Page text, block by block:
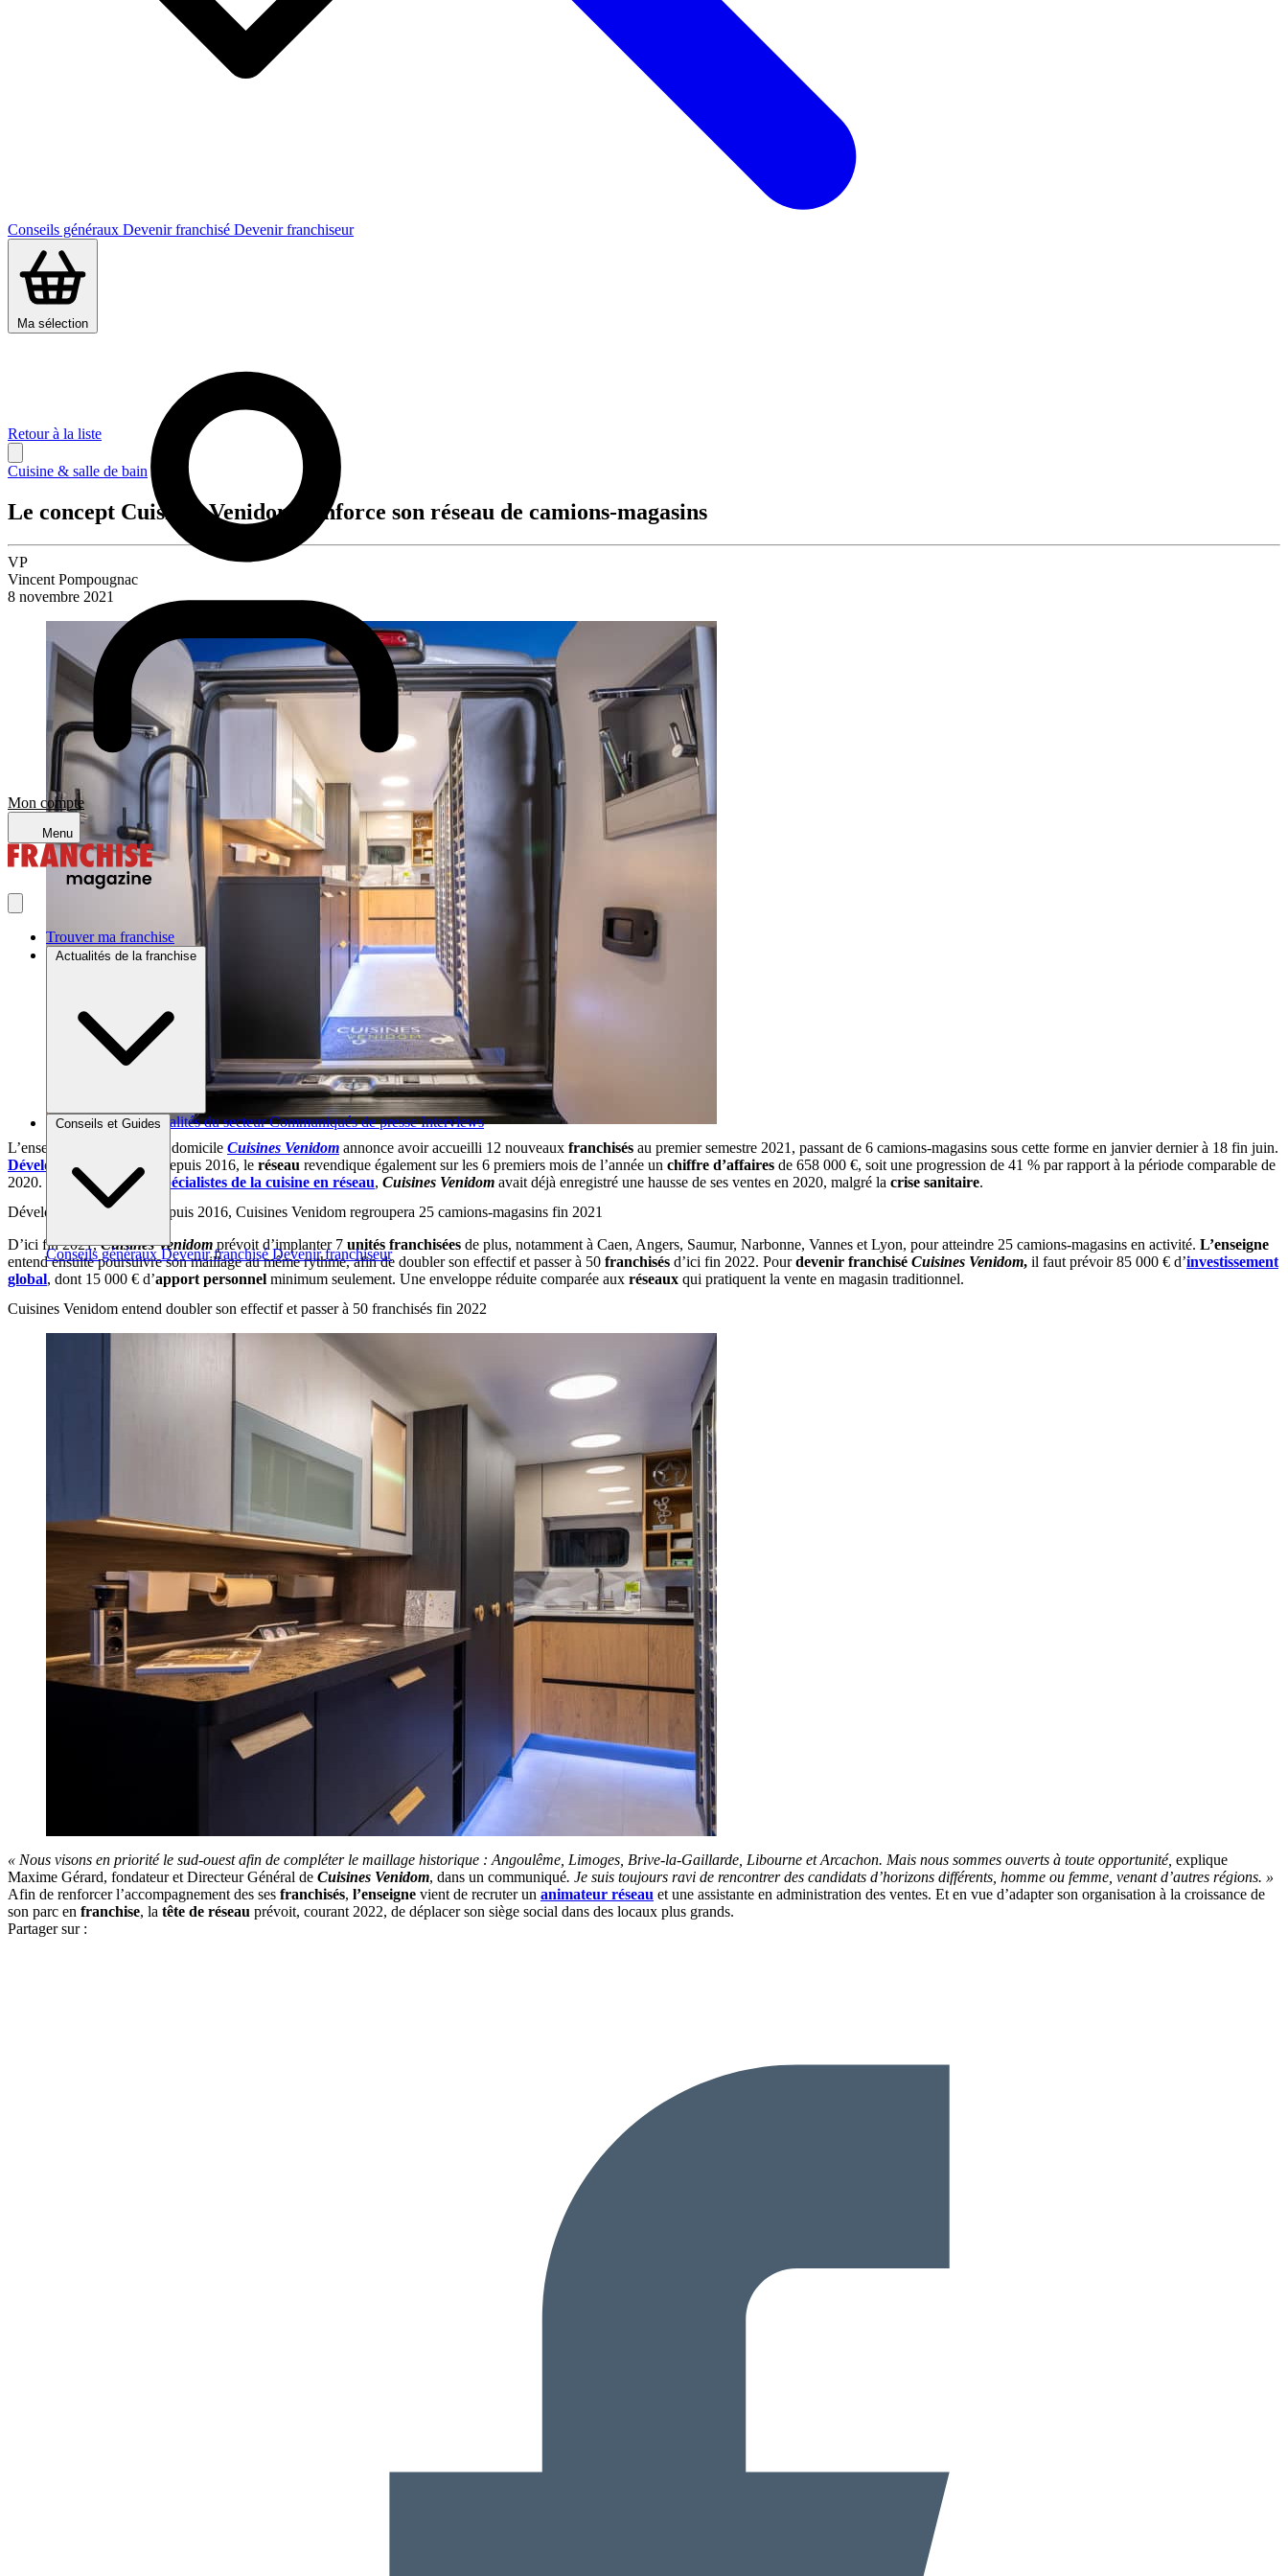
Conseils généraux Devenir franchisé Devenir franchiseur
Ma sélection
Mon compte
Menu
Trouver ma franchise
Actualités de la franchise
Brèves et actus Actualités du secteur Communiqués de presse Interviews
Conseils et Guides
Conseils généraux Devenir franchisé Devenir franchiseur
Retour à la liste
Cuisine & salle de bain
Le concept Cuisines Venidom renforce son réseau de camions-magasins
VP
Vincent Pompougnac
8 novembre 2021
L’enseigne de cuisinistes à domicile Cuisines Venidom annonce avoir accueilli 12 nouveaux franchisés au premier semestre 2021, passant de 6 camions-magasins sous cette forme en janvier dernier à 18 fin juin.
Développé en franchise
depuis 2016, le réseau revendique également sur les 6 premiers mois de l’année un chiffre d’affaires de 658 000 €, soit une progression de 41 % par rapport à la période comparable de
2020. Comme les autres
spécialistes de la cuisine en réseau, Cuisines Venidom avait déjà enregistré une hausse de ses ventes en 2020, malgré la crise sanitaire.
Développé en franchise depuis 2016, Cuisines Venidom regroupera 25 camions-magasins fin 2021
D’ici fin 2021,Cuisines Venidom prévoit d’implanter 7 unités franchisées de plus, notamment à Caen, Angers, Saumur, Narbonne, Vannes et Lyon, pour atteindre 25 camions-magasins en activité. L’enseigne
entend ensuite poursuivre son maillage au même rythme, afin de doubler son effectif et passer à 50 franchisés d’ici fin 2022. Pourdevenir franchisé Cuisines Venidom, il faut prévoir 85 000 € d’investissement
global, dont 15 000 € d’apport personnel minimum seulement. Une enveloppe réduite comparée aux réseaux qui pratiquent la vente en magasin traditionnel.
Cuisines Venidom entend doubler son effectif et passer à 50 franchisés fin 2022
« Nous visons en priorité le sud-ouest afin de compléter le maillage historique : Angoulême, Limoges, Brive-la-Gaillarde, Libourne et Arcachon. Mais nous sommes ouverts à toute opportunité, explique
Maxime Gérard, fondateur et Directeur Général de Cuisines Venidom, dans un communiqué. Je suis toujours ravi de rencontrer des candidats d’horizons différents, homme ou femme, venant d’autres régions. »
Afin de renforcer l’accompagnement des ses franchisés, l’enseigne vient de recruter un animateur réseau et une assistante en administration des ventes. Et en vue d’adapter son organisation à la croissance de
son parc en franchise, la tête de réseau prévoit, courant 2022, de déplacer son siège social dans des locaux plus grands.
Partager sur :